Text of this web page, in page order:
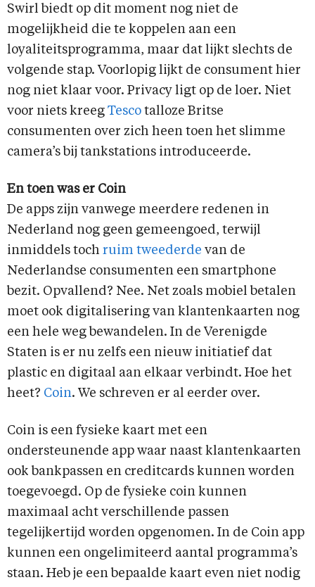
Swirl biedt op dit moment nog niet de
mogelijkheid die te koppelen aan een
loyaliteitsprogramma, maar dat lijkt slechts de
volgende stap. Voorlopig lijkt de consument hier
nog niet klaar voor. Privacy ligt op de loer. Niet
voor niets kreeg Tesco talloze Britse
consumenten over zich heen toen het slimme
camera’s bij tankstations introduceerde.
En toen was er Coin
De apps zijn vanwege meerdere redenen in
Nederland nog geen gemeengoed, terwijl
inmiddels toch ruim tweederde van de
Nederlandse consumenten een smartphone
bezit. Opvallend? Nee. Net zoals mobiel betalen
moet ook digitalisering van klantenkaarten nog
een hele weg bewandelen. In de Verenigde
Staten is er nu zelfs een nieuw initiatief dat
plastic en digitaal aan elkaar verbindt. Hoe het
heet? Coin. We schreven er al eerder over.
Coin is een fysieke kaart met een
ondersteunende app waar naast klantenkaarten
ook bankpassen en creditcards kunnen worden
toegevoegd. Op de fysieke coin kunnen
maximaal acht verschillende passen
tegelijkertijd worden opgenomen. In de Coin app
kunnen een ongelimiteerd aantal programma’s
staan. Heb je een bepaalde kaart even niet nodig